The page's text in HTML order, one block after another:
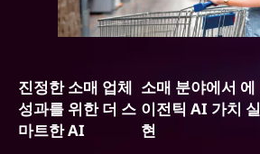
진정한 소매 업체
성과를 위한 더 스
마트한 AI
소매 분야에서 에
이전틱 AI 가치 실
현